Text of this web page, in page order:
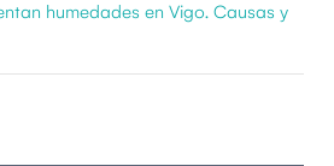
humedades en Vigo. Causas y